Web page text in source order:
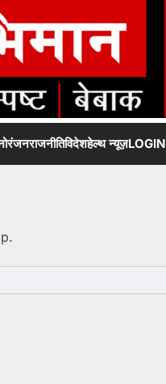
राजनीतिविदेशहेल्थ न्यूज़LOGIN